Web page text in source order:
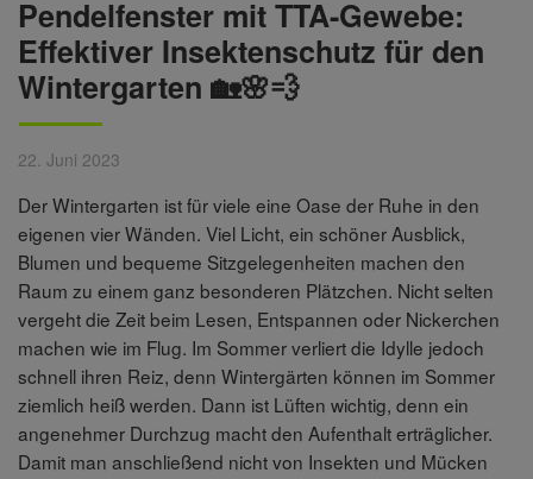
Pendelfenster mit TTA-Gewebe:
Effektiver Insektenschutz für den
Wintergarten 🏡🌸💨
22. Juni 2023
Der Wintergarten ist für viele eine Oase der Ruhe in den
eigenen vier Wänden. Viel Licht, ein schöner Ausblick,
Blumen und bequeme Sitzgelegenheiten machen den
Raum zu einem ganz besonderen Plätzchen. Nicht selten
vergeht die Zeit beim Lesen, Entspannen oder Nickerchen
machen wie im Flug. Im Sommer verliert die Idylle jedoch
schnell ihren Reiz, denn Wintergärten können im Sommer
ziemlich heiß werden. Dann ist Lüften wichtig, denn ein
angenehmer Durchzug macht den Aufenthalt erträglicher.
Damit man anschließend nicht von Insekten und Mücken